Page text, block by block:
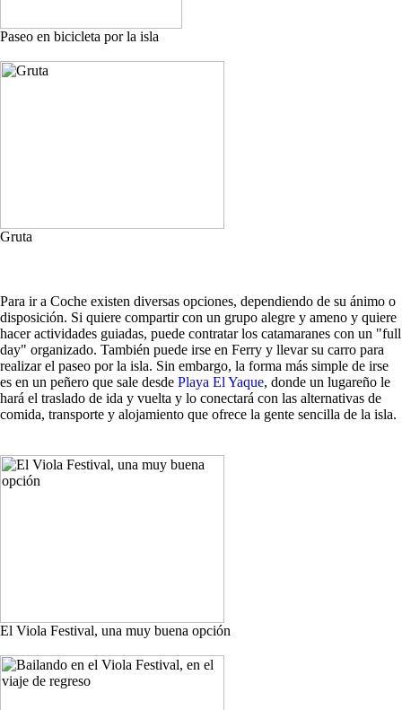
Paseo en bicicleta por la isla
Gruta
Para ir a Coche existen diversas opciones, dependiendo de su ánimo o
disposición. Si quiere compartir con un grupo alegre y ameno y quiere
hacer actividades guiadas, puede contratar los catamaranes con un "full
day" organizado. También puede irse en Ferry y llevar su carro para
realizar el paseo por la isla. Sin embargo, la forma más simple de irse
es en un peñero que sale desde Playa El Yaque, donde un lugareño le
hará el traslado de ida y vuelta y lo conectará con las alternativas de
comida, transporte y alojamiento que ofrece la gente sencilla de la isla.
El Viola Festival, una muy buena opción